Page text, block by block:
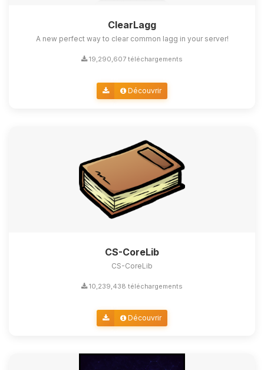
ClearLagg
A new perfect way to clear common lagg in your server!
19,290,607 téléchargements
Découvrir
CS-CoreLib
CS-CoreLib
10,239,438 téléchargements
Découvrir